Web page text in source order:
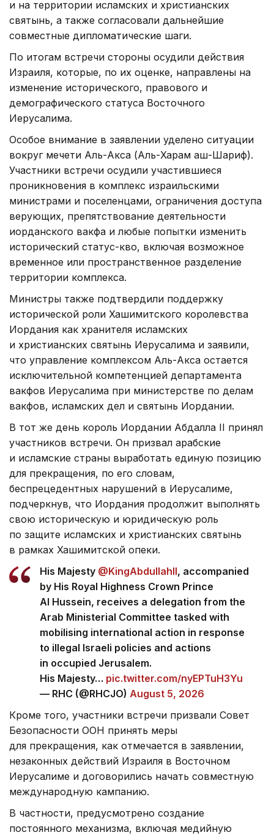
и на территории исламских и христианских
святынь, а также согласовали дальнейшие
совместные дипломатические шаги.
По итогам встречи стороны осудили действия
Израиля, которые, по их оценке, направлены на
изменение исторического, правового и
демографического статуса Восточного
Иерусалима.
Особое внимание в заявлении уделено ситуации
вокруг мечети Аль-Акса (Аль-Харам аш-Шариф).
Участники встречи осудили участившиеся
проникновения в комплекс израильскими
министрами и поселенцами, ограничения доступа
верующих, препятствование деятельности
иорданского вакфа и любые попытки изменить
исторический статус-кво, включая возможное
временное или пространственное разделение
территории комплекса.
Министры также подтвердили поддержку
исторической роли Хашимитского королевства
Иордания как хранителя исламских
и христианских святынь Иерусалима и заявили,
что управление комплексом Аль-Акса остается
исключительной компетенцией департамента
вакфов Иерусалима при министерстве по делам
вакфов, исламских дел и святынь Иордании.
В тот же день король Иордании Абдалла II принял
участников встречи. Он призвал арабские
и исламские страны выработать единую позицию
для прекращения, по его словам,
беспрецедентных нарушений в Иерусалиме,
подчеркнув, что Иордания продолжит выполнять
свою историческую и юридическую роль
по защите исламских и христианских святынь
в рамках Хашимитской опеки.
His Majesty @KingAbdullahII, accompanied
by His Royal Highness Crown Prince
Al Hussein, receives a delegation from the
Arab Ministerial Committee tasked with
mobilising international action in response
to illegal Israeli policies and actions
in occupied Jerusalem.
His Majesty… pic.twitter.com/nyEPTuH3Yu
— RHC (@RHCJO) August 5, 2026
Кроме того, участники встречи призвали Совет
Безопасности ООН принять меры
для прекращения, как отмечается в заявлении,
незаконных действий Израиля в Восточном
Иерусалиме и договорились начать совместную
международную кампанию.
В частности, предусмотрено создание
постоянного механизма, включая медийную